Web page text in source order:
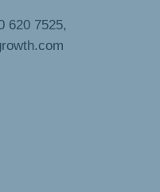
620 7525,